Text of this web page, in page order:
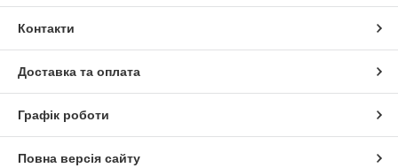
Контакти
Доставка та оплата
Графік роботи
Повна версія сайту